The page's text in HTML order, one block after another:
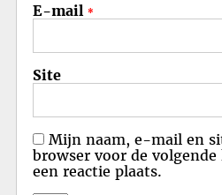
E-mail *
Site
Mijn naam, e-mail en
browser voor de
een reactie plaats.